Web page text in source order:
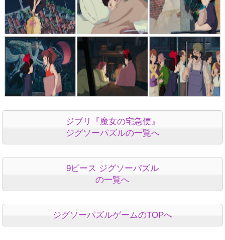
ジブリ『魔女の宅急便』
ジグソーパズルの一覧へ
9ピース ジグソーパズル
の一覧へ
ジグソーパズルゲームのTOPへ